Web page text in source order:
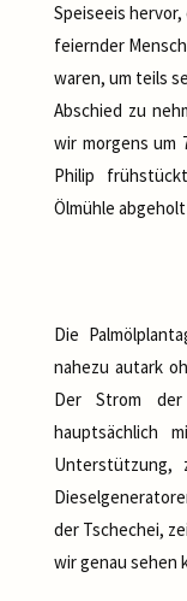
Speiseeis hervor,
feiernder
waren, um teils
Abschied zu
wir morgens um
Philip
Ölmühle
Die
nahezu autark
Der Strom der
hauptsächlich
Unterstützung,
der Tschechei,
wir genau sehen